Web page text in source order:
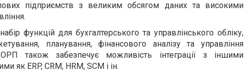
підприємств з великим обсягом даних та високими
функцій для бухгалтерського та управлінського обліку,
планування, фінансового аналізу та управління
також забезпечує можливість інтеграції з іншими
як ERP, CRM, HRM, SCM і ін.